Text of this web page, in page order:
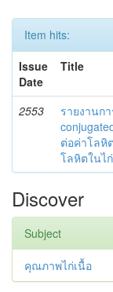
Item hits:
Issue
Date
Title
2553
รายงานก
ต่อค่าโลหิ
โลหิตในไ
Discover
Subject
คุณภาพไก่เนื้อ